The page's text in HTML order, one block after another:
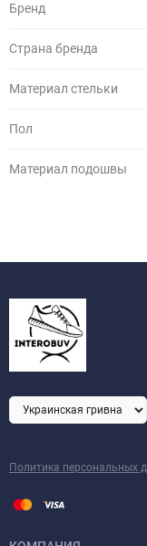
Бренд
Страна бренда
Материал стельки
Пол
Материал подошвы
Политика персональных